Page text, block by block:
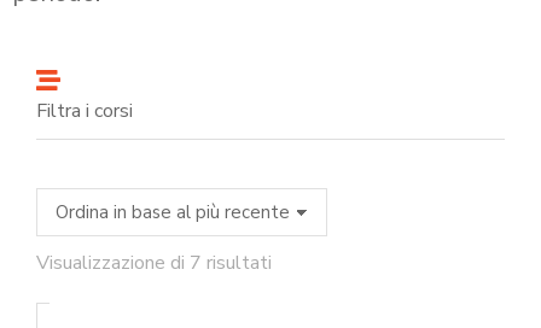
Filtra i corsi
Visualizzazione di 7 risultati